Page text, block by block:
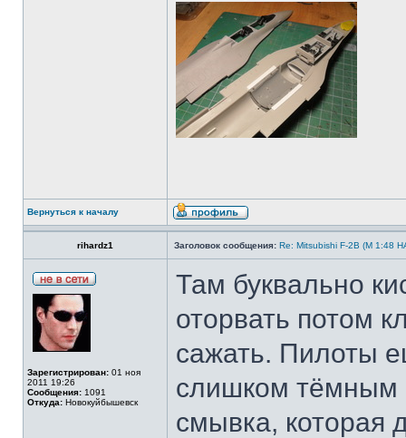
Вернуться к началу
rihardz1 Заголовок сообщения: Re: Mitsubishi F-2B (M 1:48
Зарегистрирован: 01 ноя
2011 19:26
Сообщения: 1091
Откуда: Новокуйбышевск
Там буквально
оторвать потом
сажать. Пилоты
слишком тёмным
смывка, которая